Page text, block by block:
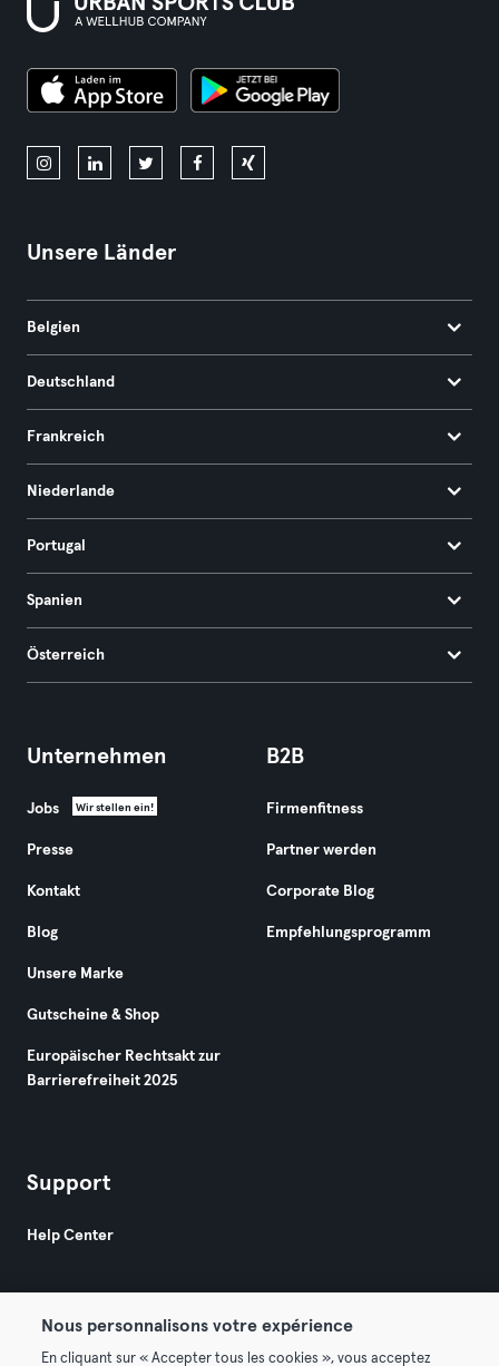
Unsere Länder
Belgien
Deutschland
Frankreich
Niederlande
Portugal
Spanien
Österreich
Unternehmen
Jobs Wir stellen ein!
Presse
Kontakt
Blog
Unsere Marke
Gutscheine & Shop
Europäischer Rechtsakt zur
Barrierefreiheit 2025
B2B
Firmenfitness
Partner werden
Corporate Blog
Empfehlungsprogramm
Support
Help Center
Nous personnalisons votre expérience
En cliquant sur « Accepter tous les cookies », vous acceptez